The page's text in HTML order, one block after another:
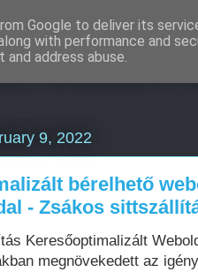
készítés
9, 2022
bérelhető
- Zsákos
Keresőoptimalizált
megnövekedett az
Google to deliver its
with performance and
address abuse.